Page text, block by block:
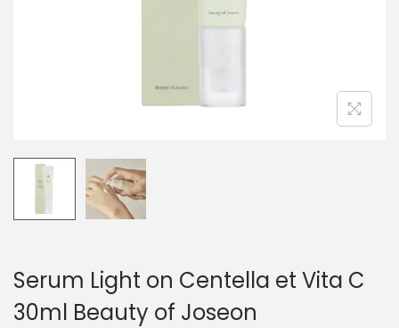
Serum Light on Centella et Vita C
30ml Beauty of Joseon